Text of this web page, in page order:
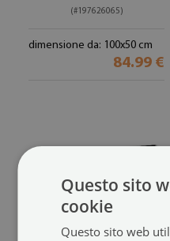
(#197626065)
dimensione da: 100x50 cm
84.99 €
Questo sito
cookie
Questo sito web